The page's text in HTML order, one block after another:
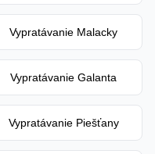
Vypratávanie Malacky
Vypratávanie Galanta
Vypratávanie Piešťany